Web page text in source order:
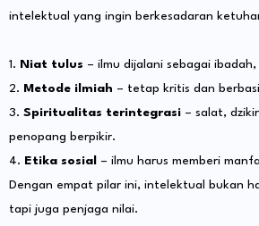
intelektual yang ingin berkesadaran
1. Niat tulus – ilmu dijalani sebagai
2. Metode ilmiah – tetap kritis dan
3. Spiritualitas terintegrasi – salat,
penopang berpikir.
4. Etika sosial
– ilmu harus memberi
Dengan empat pilar ini, intelektual bukan
tapi juga penjaga nilai.